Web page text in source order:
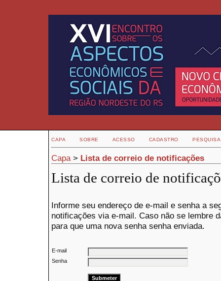
CAPA SOBRE ACESSO CADASTRO PESQUISA
Capa> Lista de correio de notificações
Lista de correio de
Informe seu endereço de e-mail e senha a
notificações via e-mail. Caso não se lembre
para que uma nova senha senha enviada.
E-mail
Senha